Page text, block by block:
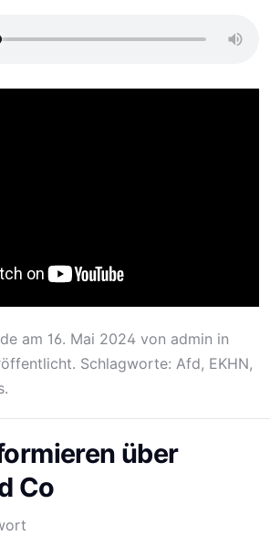
am 16. Mai 2024 von admin in
Schlagworte: Afd, EKHN,
.
über
Co